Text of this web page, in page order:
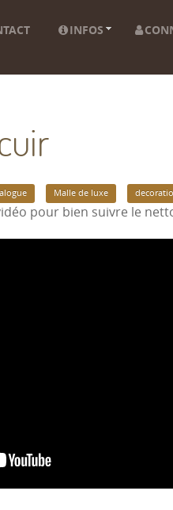
INFOS
Malle de luxe
pour bien suivre le